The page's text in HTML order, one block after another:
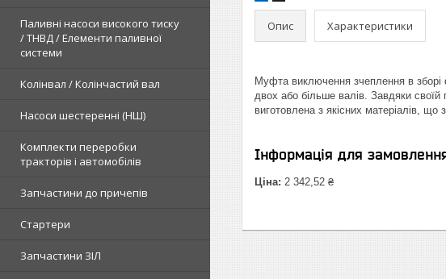
Паливні насоси високого тиску
/ ТНВД / Елементи паливної
системи
Колінвал / Колінчастий вал
Насоси шестеренні (НШ)
Комплекти переробки
тракторів і автомобілів
Запчастини до причепів
Стартери
Запчастини ЗІЛ
Опис Характеристики
Муфта виключення зчеплення в
двох або більше валів. Завдяки своїй
виготовлена з якісних матеріалів,
Інформація для
Ціна: 2 342,52 ₴